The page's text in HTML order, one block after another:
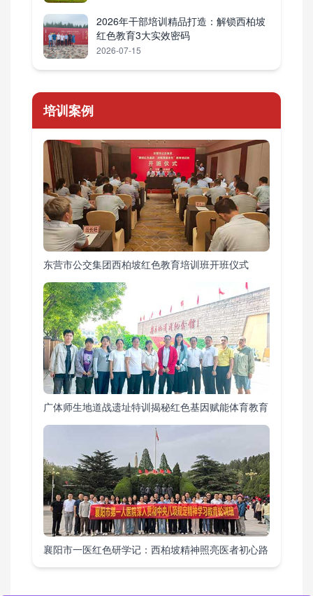
2026年干部培训精品打造：解锁西柏坡
红色教育3大实效密码
2026-07-15
培训案例
东营市公交集团西柏坡红色教育培训班开班仪式
广体师生地道战遗址特训揭秘红色基因赋能体育教育
襄阳市一医红色研学记：西柏坡精神照亮医者初心路